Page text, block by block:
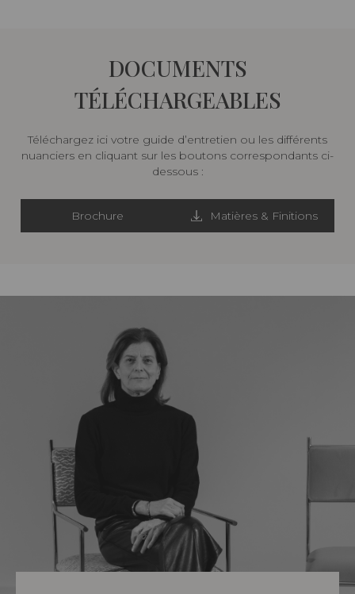
DOCUMENTS
TÉLÉCHARGEABLES
Téléchargez ici votre guide d’entretien ou les différents
nuanciers en cliquant sur les boutons correspondants ci-
dessous :
Brochure Matières & Finitions